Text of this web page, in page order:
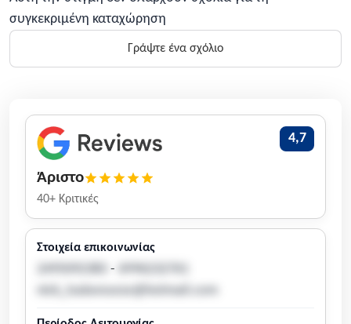
συγκεκριμένη καταχώρηση
Γράψτε ένα σχόλιο
4,7
Άριστο
40+ Κριτικές
Στοιχεία επικοινωνίας
-